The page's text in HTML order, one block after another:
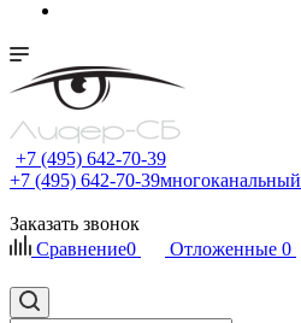
+7 (495) 642-70-39
+7 (495) 642-70-39многоканальный
Заказать звонок
Сравнение0 Отложенные 0